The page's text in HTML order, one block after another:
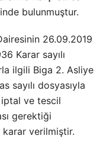
bulunmuştur.
26.09.2019
Karar sayılı
ilgili Biga 2. Asliye
sayılı dosyasıyla
iptal ve tescil
gerektiği
karar verilmiştir.